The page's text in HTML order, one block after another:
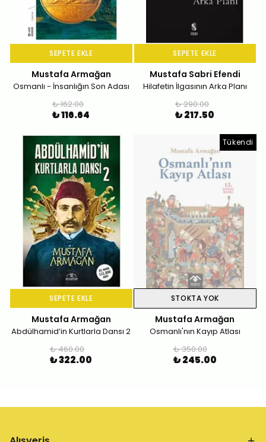
SEPETE EKLE
Mustafa Armağan
Osmanlı - İnsanlığın Son Adası
₺ 162.00
₺ 116.64
SEPETE EKLE
Mustafa Sabri Efendi
Hilafetin İlgasının Arka Planı
₺ 290.00
₺ 217.50
SEPETE EKLE
Mustafa Armağan
Abdülhamid’in Kurtlarla Dansı 2
₺ 460.00
₺ 322.00
Tükendi
STOKTA YOK
Mustafa Armağan
Osmanlı'nın Kayıp Atlası
₺ 350.00
₺ 245.00